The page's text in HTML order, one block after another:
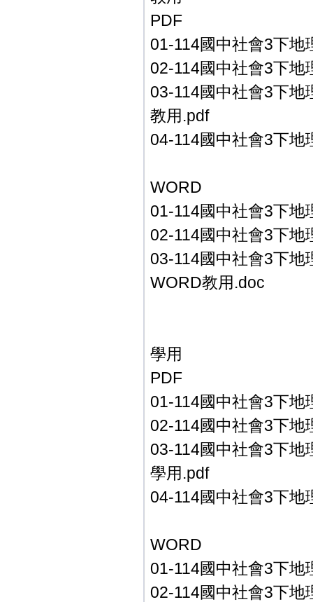
PDF
01-114國中社會3下
02-114國中社會3下
03-114國中社會3下
教用.pdf
04-114國中社會3下
WORD
01-114國中社會3下
02-114國中社會3下
03-114國中社會3下
WORD教用.doc
學用
PDF
01-114國中社會3下
02-114國中社會3下
03-114國中社會3下
學用.pdf
04-114國中社會3下
WORD
01-114國中社會3下
02-114國中社會3下